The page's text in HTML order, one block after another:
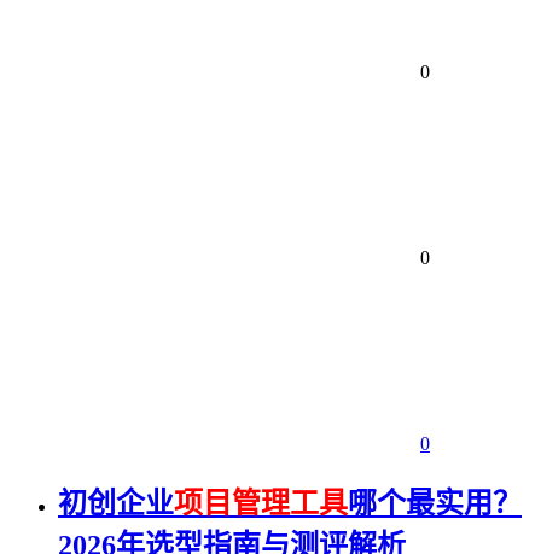
0
0
0
初创企业项目管理工具哪个最实用？
2026年选型指南与测评解析